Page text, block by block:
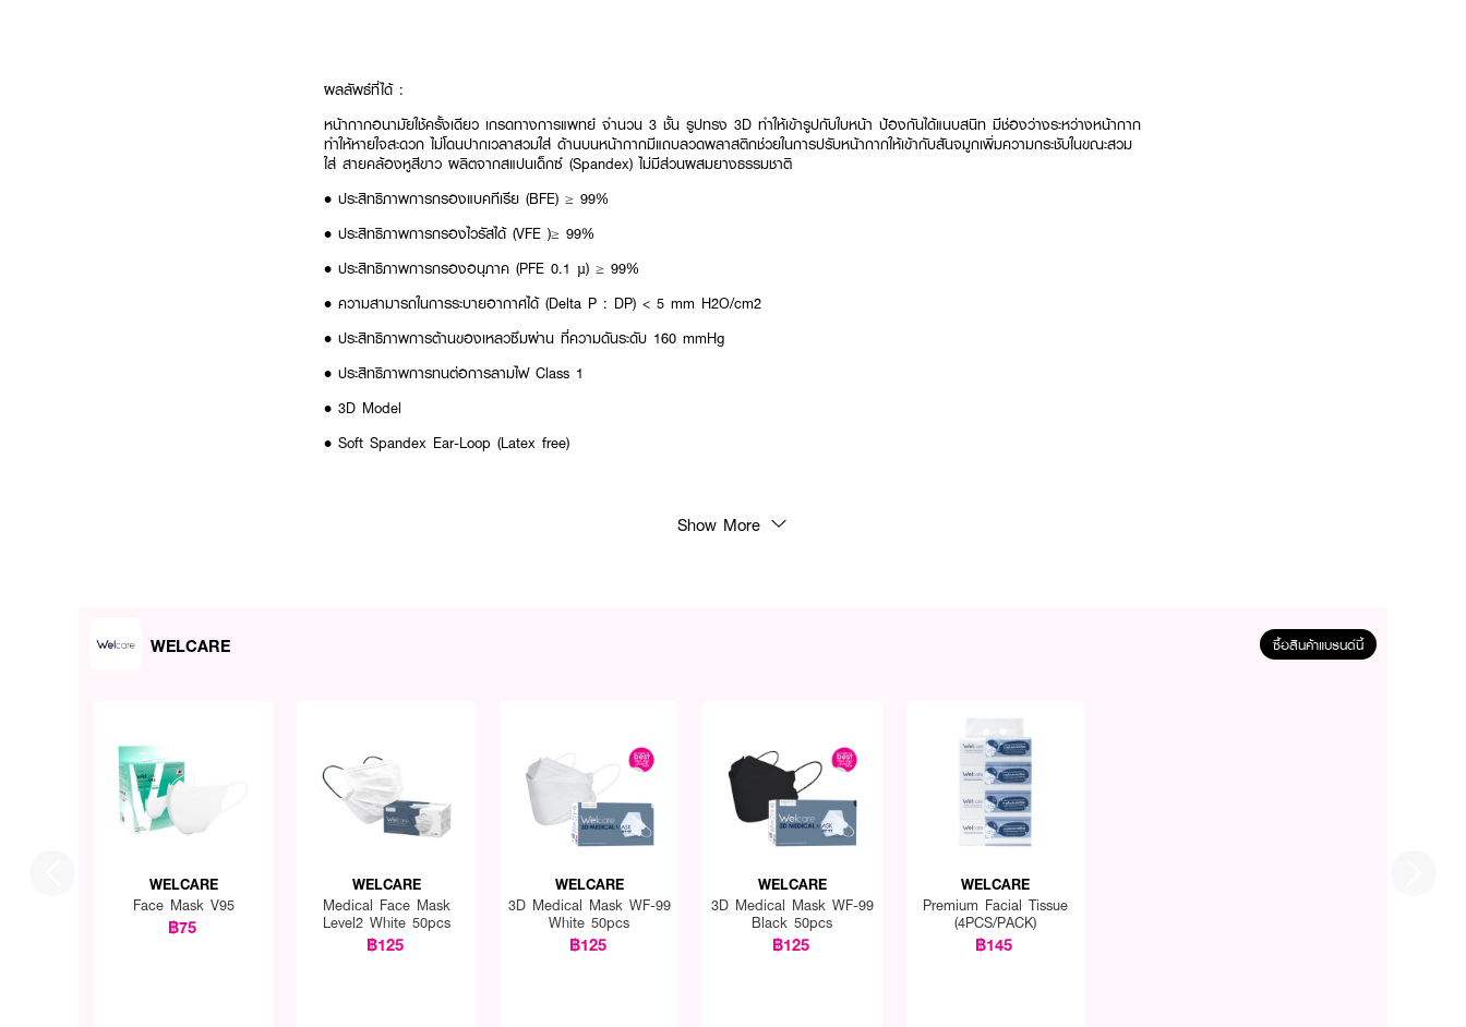
ผลลัพธ์ที่ได้ :
หน้ากากอนามัยใช้ครั้งเดียว เกรดทางการแพทย์ จำนวน 3 ชั้น รูปทรง 3D ทำให้เข้ารูปกับใบหน้า ป้องกันได้แนบสนิท มีช่องว่างระหว่างหน้ากาก
ทำให้หายใจสะดวก ไม่โดนปากเวลาสวมใส่ ด้านบนหน้ากากมีแถบลวดพลาสติกช่วยในการปรับหน้ากากให้เข้ากับสันจมูกเพิ่มความกระชับในขณะสวม
ใส่ สายคล้องหูสีขาว ผลิตจากสแปนเด็กซ์ (Spandex) ไม่มีส่วนผสมยางธรรมชาติ
• ประสิทธิภาพการกรองแบคทีเรีย (BFE) ≥ 99%
• ประสิทธิภาพการกรองไวรัสได้ (VFE )≥ 99%
• ประสิทธิภาพการกรองอนุภาค (PFE 0.1 µ) ≥ 99%
• ความสามารถในการระบายอากาศได้ (Delta P : DP) < 5 mm H2O/cm2
• ประสิทธิภาพการต้านของเหลวซึมผ่าน ที่ความดันระดับ 160 mmHg
• ประสิทธิภาพการทนต่อการลามไฟ Class 1
• 3D Model
• Soft Spandex Ear-Loop (Latex free)
Show More
WELCARE ซื้อสินค้าแบรนด์นี้
WELCARE
Face Mask V95
฿75
WELCARE
Medical Face Mask
Level2 White 50pcs
฿125
WELCARE
3D Medical Mask WF-99
White 50pcs
฿125
WELCARE
3D Medical Mask WF-99
Black 50pcs
฿125
WELCARE
Premium Facial Tissue
(4PCS/PACK)
฿145